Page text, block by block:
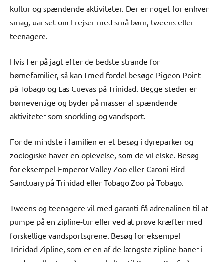
kultur og spændende aktiviteter. Der er noget for enhver
smag, uanset om I rejser med små børn, tweens eller
teenagere.
Hvis I er på jagt efter de bedste strande for
børnefamilier, så kan I med fordel besøge Pigeon Point
på Tobago og Las Cuevas på Trinidad. Begge steder er
børnevenlige og byder på masser af spændende
aktiviteter som snorkling og vandsport.
For de mindste i familien er et besøg i dyreparker og
zoologiske haver en oplevelse, som de vil elske. Besøg
for eksempel Emperor Valley Zoo eller Caroni Bird
Sanctuary på Trinidad eller Tobago Zoo på Tobago.
Tweens og teenagere vil med garanti få adrenalinen til at
pumpe på en zipline-tur eller ved at prøve kræfter med
forskellige vandsportsgrene. Besøg for eksempel
Trinidad Zipline, som er en af de længste zipline-baner i